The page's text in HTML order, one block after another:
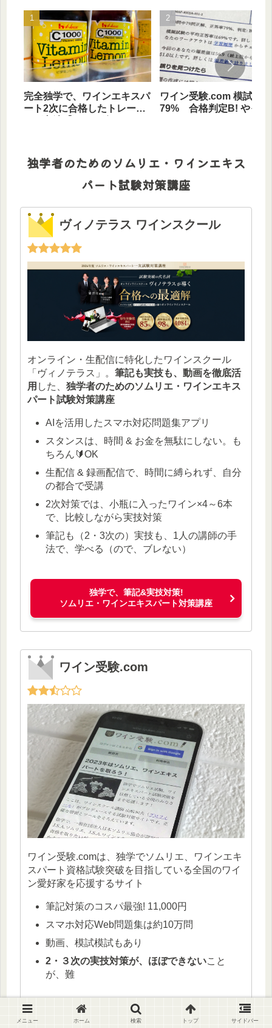
完全独学で、ワインエキスパ
ート2次に合格したトレーニ
ワイン受験.com 模試 正
79% 合格判定B! やって
独学者のためのソムリエ・ワインエキス
パート試験対策講座
ヴィノテラス ワインスクール
オンライン・生配信に特化したワインスクール
「ヴィノテラス」。筆記も実技も、動画を徹底活
用 した、独学者のためのソムリエ・ワインエキス
パート試験対策講座
AIを活用したスマホ対応問題集アプリ
スタンスは、時間 & お金を無駄にしない。も
ちろん🔰OK
生配信 & 録画配信で、時間に縛られず、自分
の都合で受講
2次対策では、小瓶に入ったワイン×4～6本
で、比較しながら実技対策
筆記も（2・3次の）実技も、1人の講師の手
法で、学べる（ので、ブレない）
独学で、筆記&実技対策!
ソムリエ・ワインエキスパート対策講座
ワイン受験.com
ワイン受験.comは、独学でソムリエ、ワインエキ
スパート資格試験突破を目指している全国のワイ
ン愛好家を応援するサイト
筆記対策のコスパ最強! 11,000円
スマホ対応Web問題集は約10万問
動画、模試模試もあり
2・３次の実技対策が、ほぼできないこと
が、難
公式ページ
メニュー ホーム 検索 トップ サイドバー